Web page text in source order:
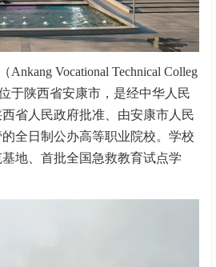
Vocational Technical Colleg
于陕西省安康市，是经中华人民
省人民政府批准、由安康市人民
全日制公办高等职业院校。学校
地、首批全国急救教育试点学